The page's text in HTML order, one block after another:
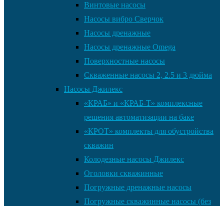
Винтовые насосы
Насосы вибро Сверчок
Насосы дренажные
Насосы дренажные Omega
Поверхностные насосы
Скваженные насосы 2, 2.5 и 3 дюйма
Насосы Джилекс
«КРАБ» и «КРАБ-Т» комплексные
решения автоматизации на баке
«КРОТ» комплекты для обустройства
скважин
Колодезные насосы Джилекс
Оголовки скважинные
Погружные дренажные насосы
Погружные скважинные насосы (без